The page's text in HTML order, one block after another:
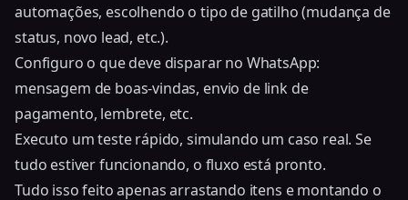
automações, escolhendo o tipo de gatilho (mudança de
status, novo lead, etc.).
Configuro o que deve disparar no WhatsApp:
mensagem de boas-vindas, envio de link de
pagamento, lembrete, etc.
Executo um teste rápido, simulando um caso real. Se
tudo estiver funcionando, o fluxo está pronto.
Tudo isso feito apenas arrastando itens e montando o